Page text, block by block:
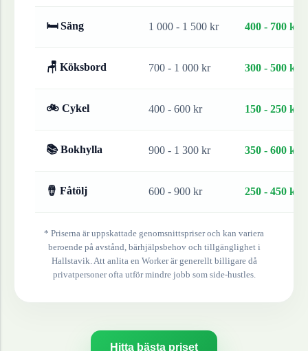
🛏 Säng 1 000 - 1 500 kr 400 - 700 kr
🪑 Köksbord 700 - 1 000 kr 300 - 500 kr
🚲 Cykel 400 - 600 kr 150 - 250 kr
📚 Bokhylla 900 - 1 300 kr 350 - 600 kr
🪘 Fåtölj 600 - 900 kr 250 - 450 kr
* Priserna är uppskattade genomsnittspriser och kan variera
beroende på avstånd, bärhjälpsbehov och tillgänglighet i
Hallstavik. Att anlita en Worker är generellt billigare då
privatpersoner ofta utför mindre jobb som side-hustles.
Hitta bästa priset